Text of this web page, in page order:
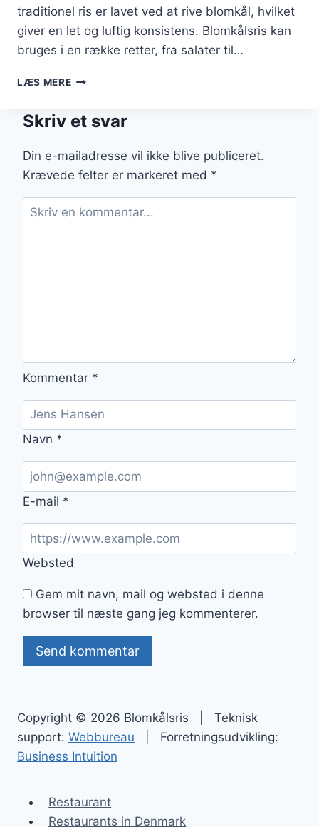
traditionel ris er lavet ved at rive blomkål, hvilket
giver en let og luftig konsistens. Blomkålsris kan
bruges i en række retter, fra salater til…
LÆS MEREBLOMKÅLSRIS
OG
FOR
FRISKHED
Skriv et svar
Din e-mailadresse vil ikke blive publiceret.
Krævede felter er markeret med *
Kommentar *
Navn *
E-mail *
Websted
Gem mit navn, mail og websted i denne
browser til næste gang jeg kommenterer.
Copyright © 2026 Blomkålsris | Teknisk
support: Webbureau | Forretningsudvikling:
Business Intuition
Restaurant
Restaurants in Denmark